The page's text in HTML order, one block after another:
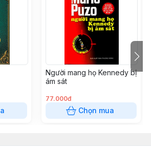
Người mang họ Kennedy bị
ám sát
77.000đ
Chọn mua